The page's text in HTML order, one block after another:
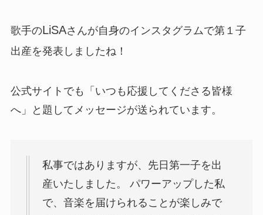
歌手のLiSAさんが自身のインスタグラムで第１子
出産を発表 しましたね！
公式サイトでも「いつも応援してくださる皆様
へ」と題してメッセージが送られています。
私事ではありますが、先日第一子を出
産いたしました。 パワーアップした私
で、音楽を届けられることが楽しみで